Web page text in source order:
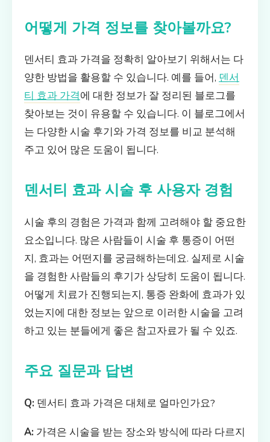
어떻게 가격 정보를 찾아볼까요?
덴서티 효과 가격을 정확히 알아보기 위해서는 다
양한 방법을 활용할 수 있습니다. 예를 들어, 덴서
티 효과 가격에 대한 정보가 잘 정리된 블로그를
찾아보는 것이 유용할 수 있습니다. 이 블로그에서
는 다양한 시술 후기와 가격 정보를 비교 분석해
주고 있어 많은 도움이 됩니다.
덴서티 효과 시술 후 사용자 경험
시술 후의 경험은 가격과 함께 고려해야 할 중요한
요소입니다. 많은 사람들이 시술 후 통증이 어떤
지, 효과는 어떤지를 궁금해하는데요. 실제로 시술
을 경험한 사람들의 후기가 상당히 도움이 됩니다.
어떻게 치료가 진행되는지, 통증 완화에 효과가 있
었는지에 대한 정보는 앞으로 이러한 시술을 고려
하고 있는 분들에게 좋은 참고자료가 될 수 있죠.
주요 질문과 답변
Q: 덴서티 효과 가격은 대체로 얼마인가요?
A: 가격은 시술을 받는 장소와 방식에 따라 다르지